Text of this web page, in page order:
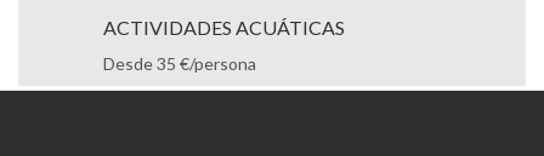
PAINTBALL
ACTIVIDADES ACUÁTICAS
Desde 35 €/persona